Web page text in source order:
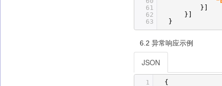
61
62
63
}]
}]
}
6.2 异常响应示例
JSON
1
{